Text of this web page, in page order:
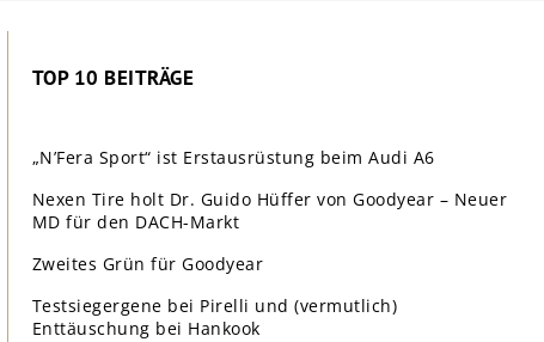
TOP 10 BEITRÄGE
„N’Fera Sport“ ist Erstausrüstung beim Audi A6
Nexen Tire holt Dr. Guido Hüffer von Goodyear – Neuer
MD für den DACH-Markt
Zweites Grün für Goodyear
Testsiegergene bei Pirelli und (vermutlich)
Enttäuschung bei Hankook